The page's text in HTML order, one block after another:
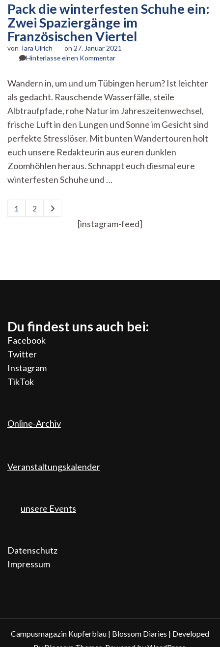
Pack die winterfesten Schuhe ein:
Zwei Spaziergänge im
Französischen Viertel
von Tara Ulrich on 27. Januar 2021
Hinterlasse einen Kommentarzu
winterfesten
Schuhe
ein:
Zwei
Spaziergänge
im
Viertel
Wandern in, um und um Tübingen herum? Ist leichter
als gedacht. Rauschende Wasserfälle, steile
Albtraufpfade, rohe Natur im Jahreszeitenwechsel,
frische Luft in den Lungen und Sonne im Gesicht sind
perfekte Stresslöser. Mit bunten Wandertouren holt
euch unsere Redakteurin aus euren dunklen
Zoomhöhlen heraus. Schnappt euch diesmal eure
winterfesten Schuhe und …
Seitennummerierung
Seite
1
Seite
2
[instagram-feed]
Du findest uns auch bei:
Facebook
Twitter
Instagram
TikTok
Online-Archiv
Veranstaltungskalender
unsere Events
Datenschutz
Impressum
Campusmagazin Kupferblau | Blossom Diaries | Developed